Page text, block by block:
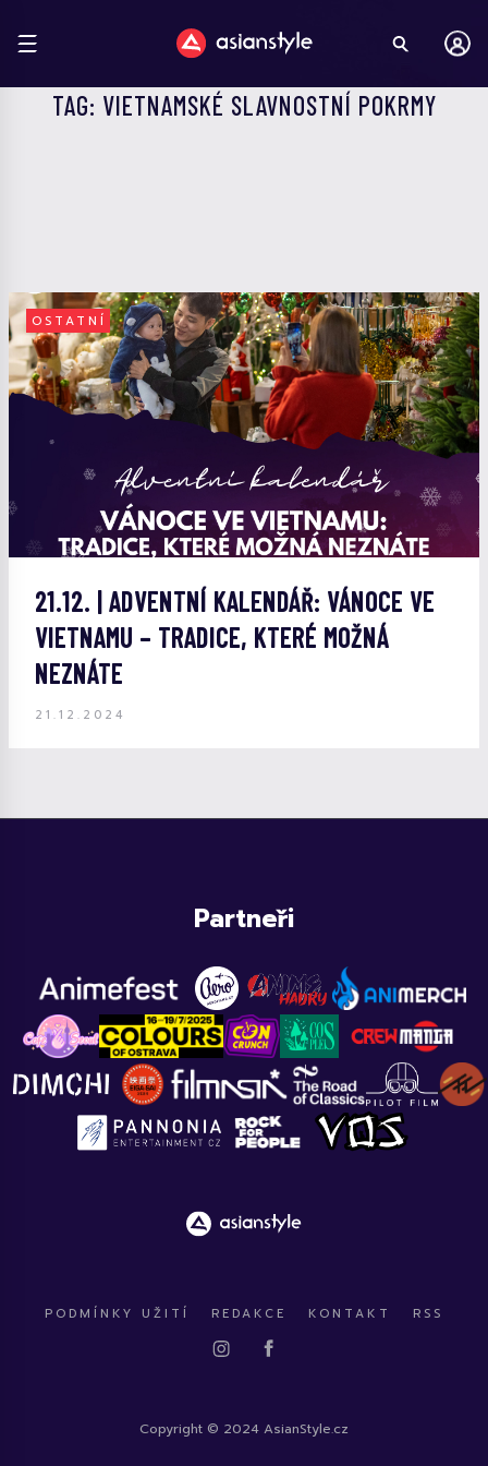
TAG: VIETNAMSKÉ SLAVNOSTNÍ POKRMY
OSTATNÍ
21.12. | ADVENTNÍ KALENDÁŘ: VÁNOCE VE
VIETNAMU – TRADICE, KTERÉ MOŽNÁ
NEZNÁTE
21.12.2024
Partneři
PODMÍNKY UŽITÍ REDAKCE KONTAKT RSS
Copyright © 2024 AsianStyle.cz